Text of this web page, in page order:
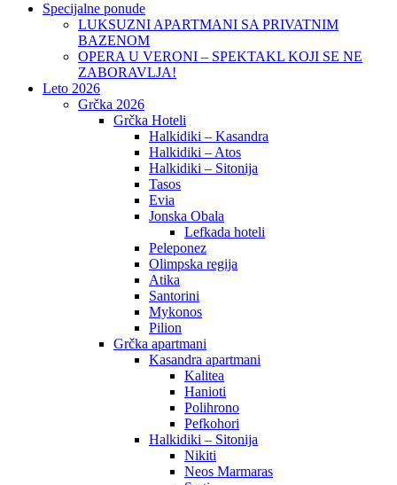
Specijalne ponude
LUKSUZNI APARTMANI SA PRIVATNIM
BAZENOM
OPERA U VERONI – SPEKTAKL KOJI SE NE
ZABORAVLJA!
Leto 2026
Grčka 2026
Grčka Hoteli
Halkidiki – Kasandra
Halkidiki – Atos
Halkidiki – Sitonija
Tasos
Evia
Jonska Obala
Lefkada hoteli
Peleponez
Olimpska regija
Atika
Santorini
Mykonos
Pilion
Grčka apartmani
Kasandra apartmani
Kalitea
Hanioti
Polihrono
Pefkohori
Halkidiki – Sitonija
Nikiti
Neos Marmaras